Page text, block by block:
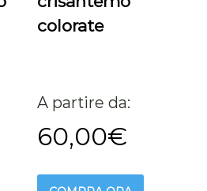
colorate
A partire da:
60,00€